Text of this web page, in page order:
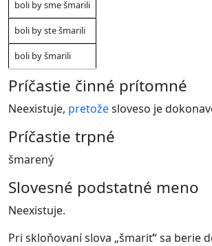
boli by sme šmarili
boli by ste šmarili
boli by šmarili
Príčastie činné prítomné
Neexistuje, pretožesloveso je
Príčastie trpné
šmarený
Slovesné podstatné meno
Neexistuje.
Pri skloňovaní slova „šmariť“ sa berie